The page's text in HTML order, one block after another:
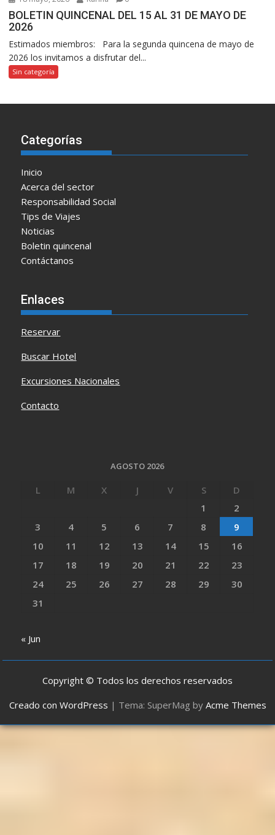
BOLETIN QUINCENAL DEL 15 AL 31 DE MAYO DE
2026
Estimados miembros: Para la segunda quincena de mayo de
2026 los invitamos a disfrutar del...
Sin categoría
Categorías
Inicio
Acerca del sector
Responsabilidad Social
Tips de Viajes
Noticias
Boletin quincenal
Contáctanos
Enlaces
Reservar
Buscar Hotel
Excursiones Nacionales
Contacto
AGOSTO 2026
L M X J V S
D
1
2
3
4 5 6 7 8
9
10
11 12 13 14 15
16
17
18 19 20 21 22
23
24
25 26 27 28 29
30
31
« Jun
Copyright © Todos los derechos reservados
Creado con WordPress | Tema: SuperMag by Acme Themes